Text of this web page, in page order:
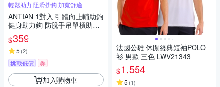
輕鬆助力 阻滑掛鉤 加寬舒適
ANTIAN 1對入 引體向上輔助鉤
健身助力鉤 防脫手吊單槓助力
鉤 單槓護腕勾 硬舉輔助器
$359
5 (2)
挑戰低價 券
加入購物車
法國公雞 休閒經典短袖POLO
衫 男款 三色 LWV21343
$1,554
5 (1)